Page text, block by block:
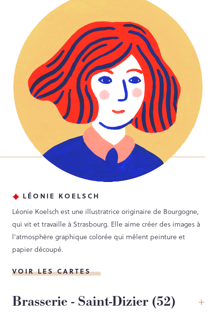
LÉONIE KOELSCH
Léonie Koelsch est une illustratrice originaire de Bourgogne,
qui vit et travaille à Strasbourg. Elle aime créer des images à
l’atmosphère graphique colorée qui mêlent peinture et
papier découpé.
VOIR LES CARTES
Brasserie - Saint-Dizier (52)